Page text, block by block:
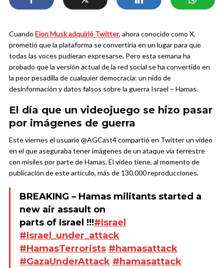
Cuando Elon Musk adquirió Twitter, ahora conocido como X,
prometió que la plataforma se convertiría en un lugar para que
todas las voces pudieran expresarse. Pero esta semana ha
probado que la versión actual de la red social se ha convertido en
la peor pesadilla de cualquier democracia: un nido de
desinformación y datos falsos sobre la guerra Israel – Hamas.
El día que un videojuego se hizo pasar
por imágenes de guerra
Este viernes el usuario @AGCast4 compartió en Twitter un video
en el que aseguraba tener imágenes de un ataque vía terrestre
con misiles por parte de Hamas. El video tiene, al momento de
publicación de este artículo, más de 130.000 reproducciones.
BREAKING – Hamas militants started a
new air assault on
parts of Israel !!!#Israel
#Israel_under_attack
#HamasTerrorists #hamasattack
#GazaUnderAttack #hamasattack